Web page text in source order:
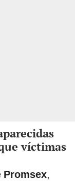
víctimas
Promsex,